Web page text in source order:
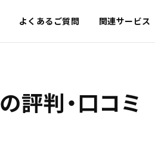
よくあるご質問 関連サービス
の評判・口コミ